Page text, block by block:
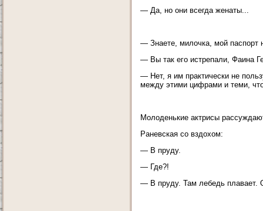
— Да, но они всегда женаты...
— Знаете, милочка, мой паспорт
— Вы так его истрепали, Фаина
— Нет, я им практически не
между этими цифрами и теми,
Молоденькие актрисы
Раневская со вздохом:
— В пруду.
— Где?!
— В пруду. Там лебедь плавает.